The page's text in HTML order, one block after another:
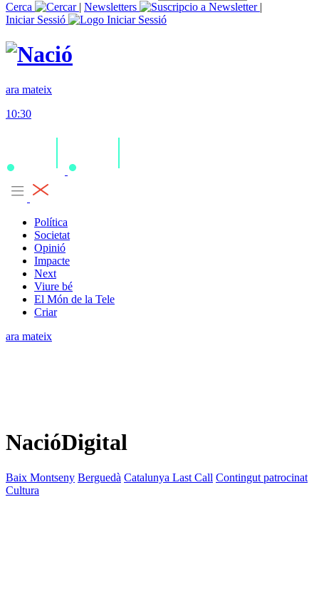
Cerca
| Newsletters
|
Iniciar Sessió
ara mateix
10:30
Política
Societat
Opinió
Impacte
Next
Viure bé
El Món de la Tele
Criar
ara mateix
NacióDigital
Baix Montseny Berguedà Catalunya Last Call Contingut patrocinat
Cultura